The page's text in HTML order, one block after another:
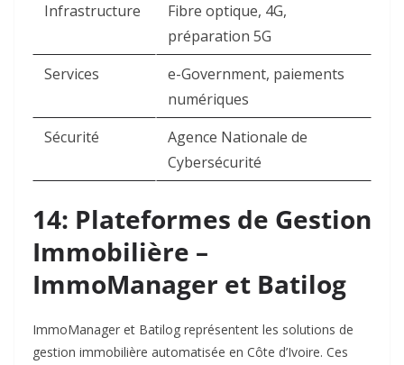
Infrastructure
Fibre optique, 4G,
préparation 5G
Services
e-Government, paiements
numériques
Sécurité
Agence Nationale de
Cybersécurité
14: Plateformes de Gestion
Immobilière –
ImmoManager et Batilog
ImmoManager et Batilog représentent les solutions de
gestion immobilière automatisée en Côte d’Ivoire. Ces